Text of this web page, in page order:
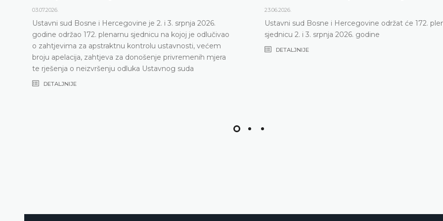
03.07.2026.
Ustavni sud Bosne i Hercegovine je 2. i 3. srpnja 2026.
godine održao 172. plenarnu sjednicu na kojoj je odlučivao
o zahtjevima za apstraktnu kontrolu ustavnosti, većem
broju apelacija, zahtjeva za donošenje privremenih mjera
te rješenja o neizvršenju odluka Ustavnog suda
DETALJNIJE
23.06.2026.
Ustavni sud Bosne i Hercegovine održat će 172.
sjednicu 2. i 3. srpnja 2026. godine
DETALJNIJE